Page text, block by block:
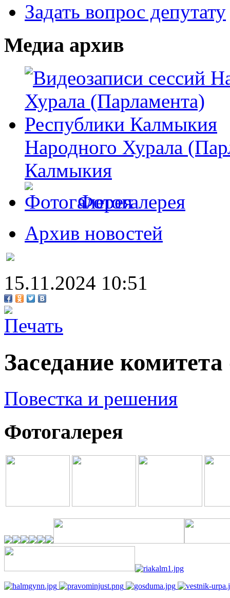
Задать вопрос депутату
Медиа архив
Народного Хурала
Калмыкия
Фотогалерея
Архив новостей
15.11.2024 10:51
Заседание
Повестка и решения
Фотогалерея